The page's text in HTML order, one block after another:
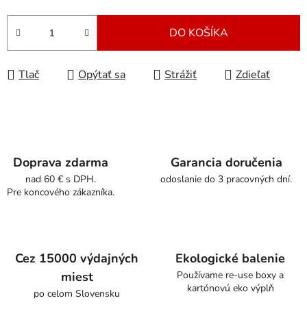
Jednotková cena:
DO KOŠÍKA
Tlač Opýtať sa Strážiť Zdieľať
Doprava zdarma
nad 60 € s DPH.
Pre koncového zákazníka.
Garancia doručenia
odoslanie do 3 pracovných dní.
Cez 15000 výdajných
miest
po celom Slovensku
Ekologické balenie
Používame re-use boxy a
kartónovú eko výplň